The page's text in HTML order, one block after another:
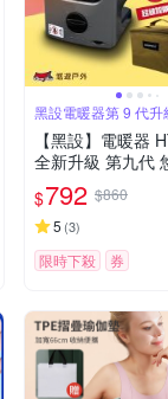
黑設電暖器第 9 代升
歸
【黑設】電暖器
全新升級 第九代
$792 $860
5 (3)
限時下殺 券